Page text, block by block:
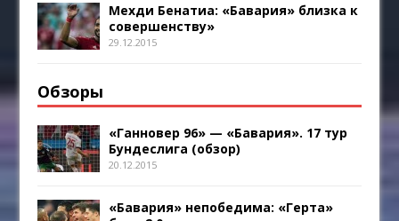
Мехди Бенатиа: «Бавария» близка к
совершенству»
29.12.2015
Обзоры
«Ганновер 96» — «Бавария». 17 тур
Бундеслига (обзор)
20.12.2015
«Бавария» непобедима: «Герта»